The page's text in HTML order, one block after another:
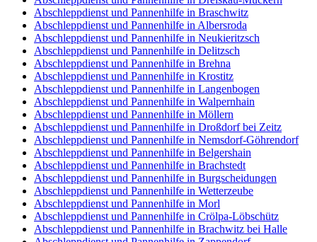
Abschleppdienst und Pannenhilfe in Braschwitz
Abschleppdienst und Pannenhilfe in Albersroda
Abschleppdienst und Pannenhilfe in Neukieritzsch
Abschleppdienst und Pannenhilfe in Delitzsch
Abschleppdienst und Pannenhilfe in Brehna
Abschleppdienst und Pannenhilfe in Krostitz
Abschleppdienst und Pannenhilfe in Langenbogen
Abschleppdienst und Pannenhilfe in Walpernhain
Abschleppdienst und Pannenhilfe in Möllern
Abschleppdienst und Pannenhilfe in Droßdorf bei Zeitz
Abschleppdienst und Pannenhilfe in Nemsdorf-Göhrendorf
Abschleppdienst und Pannenhilfe in Belgershain
Abschleppdienst und Pannenhilfe in Brachstedt
Abschleppdienst und Pannenhilfe in Burgscheidungen
Abschleppdienst und Pannenhilfe in Wetterzeube
Abschleppdienst und Pannenhilfe in Morl
Abschleppdienst und Pannenhilfe in Crölpa-Löbschütz
Abschleppdienst und Pannenhilfe in Brachwitz bei Halle